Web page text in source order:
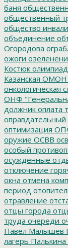
баня
общественный
общество
объединение
Огородова
ожоги
Костюк
Казанская ОМОН
онкологическая
ОНФ
должник оплата
оправдательный
оптимизация
оружие ОСВВ
особый
осужденные
отключение
окна отмена
период
отравление
отцы города
труда очереди
Павел Малышев
лагерь Палькина